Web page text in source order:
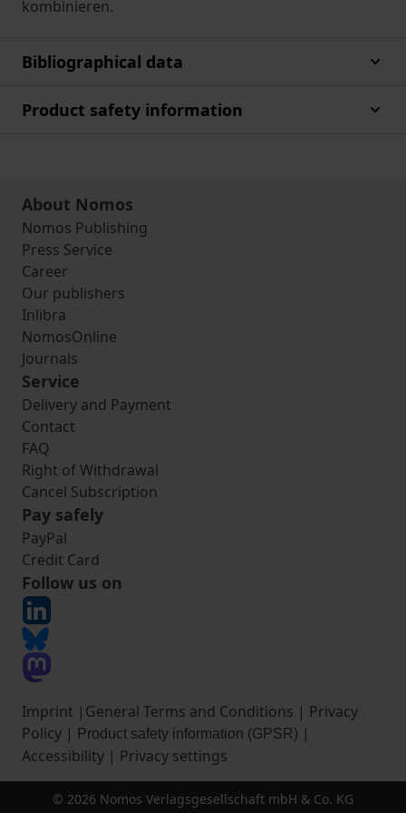
kombinieren.
Bibliographical data
Product safety information
About Nomos
Nomos Publishing
Press Service
Career
Our publishers
Inlibra
NomosOnline
Journals
Service
Delivery and Payment
Contact
FAQ
Right of Withdrawal
Cancel Subscription
Pay safely
PayPal
Credit Card
Follow us on
Imprint | General Terms and Conditions | Privacy
Policy | Product safety information (GPSR) |
Accessibility | Privacy settings
© 2026 Nomos Verlagsgesellschaft mbH & Co. KG